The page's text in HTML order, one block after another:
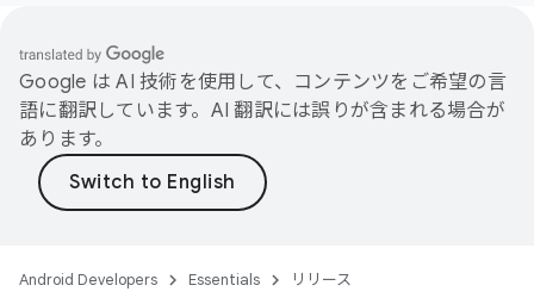
Google は AI 技術を使用して、コンテンツをご希望の言
語に翻訳しています。AI 翻訳には誤りが含まれる場合が
あります。
Android Developers Essentials リリース